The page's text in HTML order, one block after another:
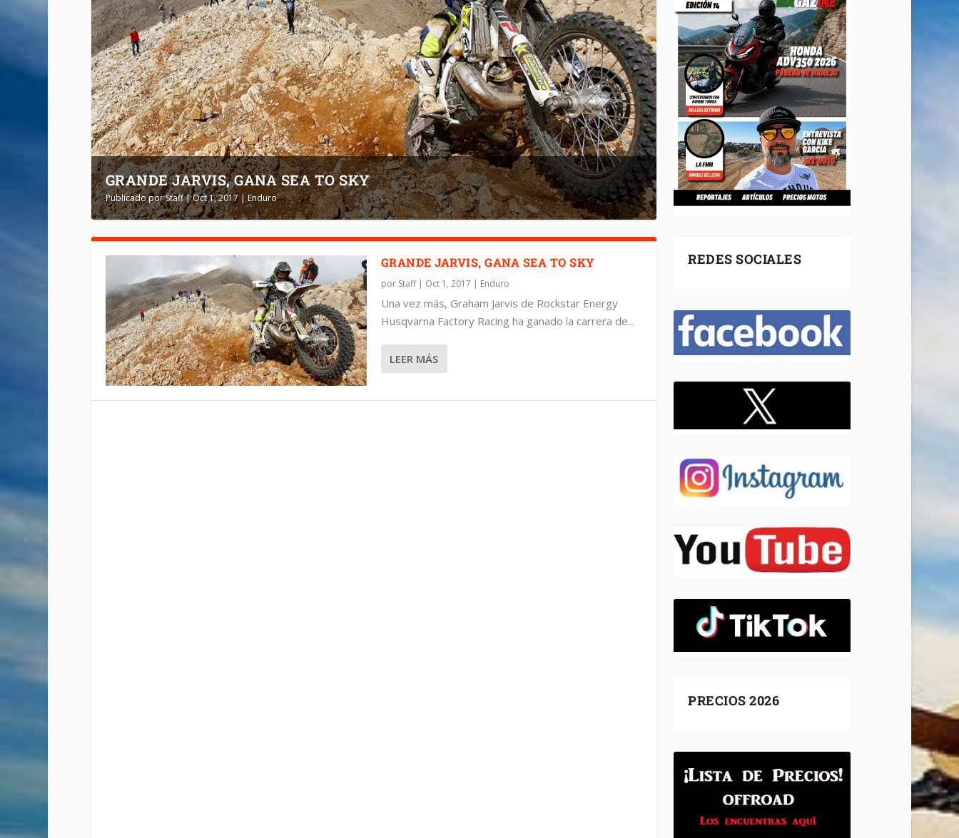
GRANDE JARVIS, GANA SEA TO SKY
Publicado porStaff|Oct 1, 2017| Enduro
GRANDE JARVIS, GANA SEA TO SKY
por Staff| Oct 1, 2017 | Enduro
Una vez más, Graham Jarvis de Rockstar Energy
Husqvarna Factory Racing ha ganado la carrera de...
LEER MÁS
REDES SOCIALES
PRECIOS 2026